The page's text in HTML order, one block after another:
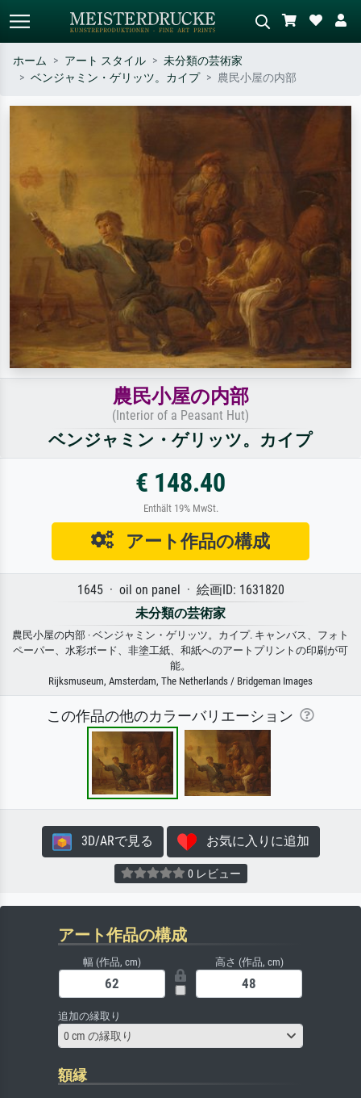
シーンを説明してください – 例：
油絵、木のそばの立ち姿のヌー
ド。
ホーム アート スタイル
未分類の芸術家
ベンジャミン・ゲリッツ。カイプ
農民小屋の内部
農民小屋の内部
(Interior of a Peasant Hut)
ベンジャミン・ゲリッツ。カイプ
€ 148.40
Enthält 19% MwSt.
アート作品の構成
1645 · oil on panel · 絵画ID: 1631820
未分類の芸術家
農民小屋の内部 · ベンジャミン・ゲリッツ。カイプ. キャンバス、フォト
ペーパー、水彩ボード、非塗工紙、和紙へのアートプリントの印刷が可
能。
Rijksmuseum, Amsterdam, The Netherlands / Bridgeman Images
この作品の他のカラーバリエーション
3D/ARで見る お気に入りに追加
0 レビュー
アート作品の構成
幅 (作品, cm) 高さ (作品, cm)
追加の縁取り
0 cm の縁取り
額縁